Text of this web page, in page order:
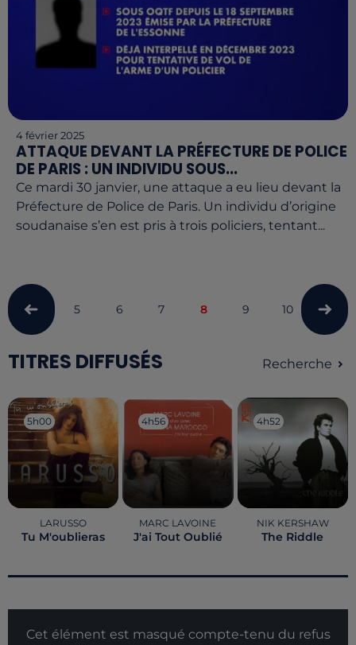
4 février 2025
ATTAQUE DEVANT LA PRÉFECTURE DE POLICE
DE PARIS : UN INDIVIDU SOUS...
Ce mardi 30 janvier, une attaque a eu lieu devant la
Préfecture de Police de Paris. Un individu d’origine
soudanaise s’en est pris à trois policiers, tentant...
5 6 7 8 9 10 11
TITRES DIFFUSÉS Recherche
5h00
5h00
LARUSSO
Tu M'oublieras
4h56
4h56
MARC LAVOINE
J'ai Tout Oublié
4h52
4h52
NIK KERSHAW
The Riddle
Cet élément est masqué compte-tenu du refus